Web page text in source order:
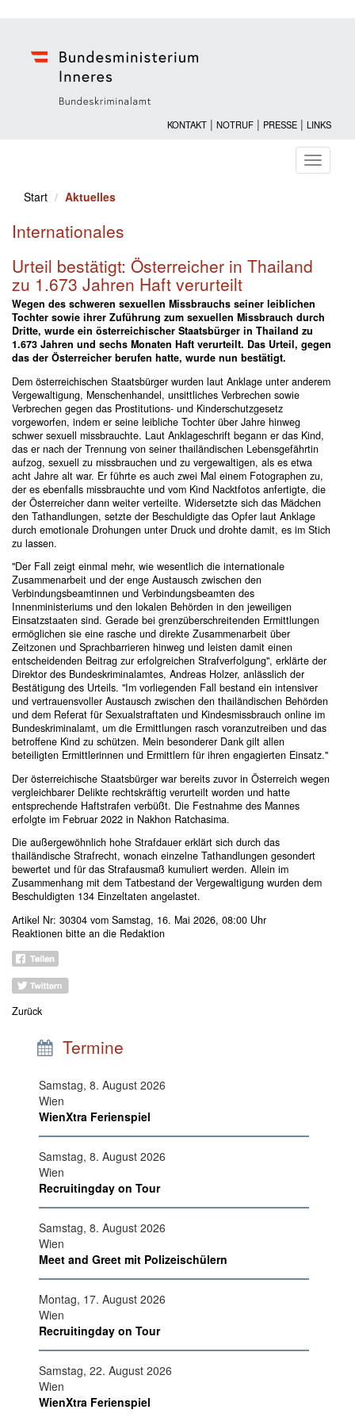
KONTAKT | NOTRUF | PRESSE | LINKS
ein-/
Start
Aktuelles
Internationales
Urteil bestätigt: Österreicher in Thailand
zu 1.673 Jahren Haft verurteilt
Wegen des schweren sexuellen Missbrauchs seiner leiblichen
Tochter sowie ihrer Zuführung zum sexuellen Missbrauch durch
Dritte, wurde ein österreichischer Staatsbürger in Thailand zu
1.673 Jahren und sechs Monaten Haft verurteilt. Das Urteil, gegen
das der Österreicher berufen hatte, wurde nun bestätigt.
Dem österreichischen Staatsbürger wurden laut Anklage unter anderem
Vergewaltigung, Menschenhandel, unsittliches Verbrechen sowie
Verbrechen gegen das Prostitutions- und Kinderschutzgesetz
vorgeworfen, indem er seine leibliche Tochter über Jahre hinweg
schwer sexuell missbrauchte. Laut Anklageschrift begann er das Kind,
das er nach der Trennung von seiner thailändischen Lebensgefährtin
aufzog, sexuell zu missbrauchen und zu vergewaltigen, als es etwa
acht Jahre alt war. Er führte es auch zwei Mal einem Fotographen zu,
der es ebenfalls missbrauchte und vom Kind Nacktfotos anfertigte, die
der Österreicher dann weiter verteilte. Widersetzte sich das Mädchen
den Tathandlungen, setzte der Beschuldigte das Opfer laut Anklage
durch emotionale Drohungen unter Druck und drohte damit, es im Stich
zu lassen.
"Der Fall zeigt einmal mehr, wie wesentlich die internationale
Zusammenarbeit und der enge Austausch zwischen den
Verbindungsbeamtinnen und Verbindungsbeamten des
Innenministeriums und den lokalen Behörden in den jeweiligen
Einsatzstaaten sind. Gerade bei grenzüberschreitenden Ermittlungen
ermöglichen sie eine rasche und direkte Zusammenarbeit über
Zeitzonen und Sprachbarrieren hinweg und leisten damit einen
entscheidenden Beitrag zur erfolgreichen Strafverfolgung", erklärte der
Direktor des Bundeskriminalamtes, Andreas Holzer, anlässlich der
Bestätigung des Urteils. "Im vorliegenden Fall bestand ein intensiver
und vertrauensvoller Austausch zwischen den thailändischen Behörden
und dem Referat für Sexualstraftaten und Kindesmissbrauch online im
Bundeskriminalamt, um die Ermittlungen rasch voranzutreiben und das
betroffene Kind zu schützen. Mein besonderer Dank gilt allen
beteiligten Ermittlerinnen und Ermittlern für ihren engagierten Einsatz."
Der österreichische Staatsbürger war bereits zuvor in Österreich wegen
vergleichbarer Delikte rechtskräftig verurteilt worden und hatte
entsprechende Haftstrafen verbüßt. Die Festnahme des Mannes
erfolgte im Februar 2022 in Nakhon Ratchasima.
Die außergewöhnlich hohe Strafdauer erklärt sich durch das
thailändische Strafrecht, wonach einzelne Tathandlungen gesondert
bewertet und für das Strafausmaß kumuliert werden. Allein im
Zusammenhang mit dem Tatbestand der Vergewaltigung wurden dem
Beschuldigten 134 Einzeltaten angelastet.
Artikel Nr: 30304 vom Samstag, 16. Mai 2026, 08:00 Uhr
Reaktionen bitte an die Redaktion
Zurück
Termine
Samstag, 8. August 2026
Wien
WienXtra Ferienspiel
Samstag, 8. August 2026
Wien
Recruitingday on Tour
Samstag, 8. August 2026
Wien
Meet and Greet mit Polizeischülern
Montag, 17. August 2026
Wien
Recruitingday on Tour
Samstag, 22. August 2026
Wien
WienXtra Ferienspiel